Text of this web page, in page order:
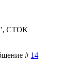
СТОК
# 14